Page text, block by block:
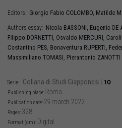
Editors: Giorgio Fabio COLOMBO, Matilde
Authors essay: Nicola BASSONI, Eugenio DE
Filippo DORNETTI, Osvaldo MERCURI,
Costantino PES, Bonaventura RUPERTI,
Massimiliano TOMASI, Pierantonio ZANOTTI
Serie: Collana di Studi Giapponesi 10
Publishing place: Roma
Publication date: 29 march 2022
Pages: 328
Format (cm): Digital